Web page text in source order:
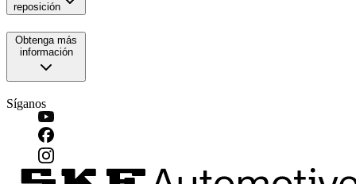
reposición
Obtenga más
información
Síganos